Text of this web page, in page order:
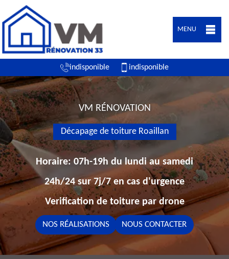
MENU
indisponible indisponible
VM RÉNOVATION
Décapage de toiture Roaillan
Horaire: 07h-19h du lundi au samedi
24h/24 sur 7j/7 en cas d'urgence
Verification de toiture par drone
NOS RÉALISATIONS NOUS CONTACTER